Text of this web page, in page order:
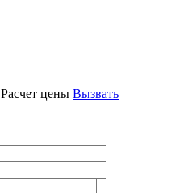
Расчет цены Вызвать